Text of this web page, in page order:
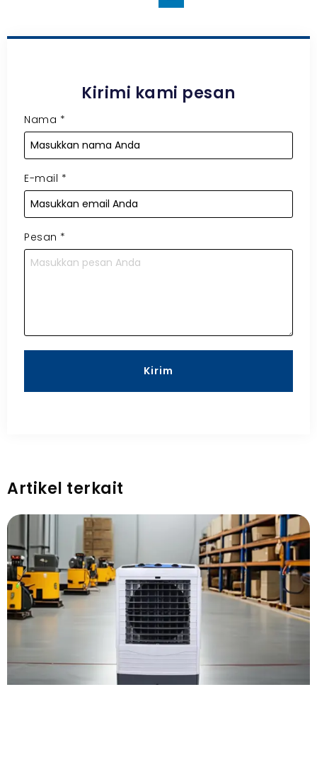
Kirimi kami pesan
Nama *
E-mail *
Pesan *
Kirim
Artikel terkait